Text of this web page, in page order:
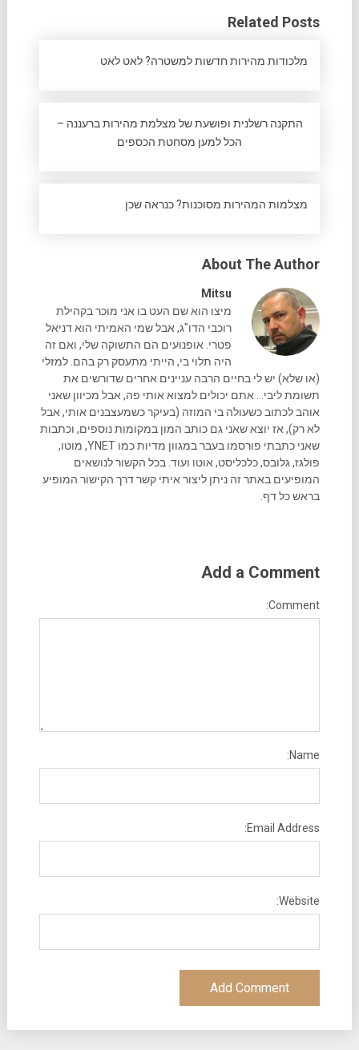
Related Posts
מלכודות מהירות חדשות למשטרה? לאט לאט
התקנה רשלנית ופושעת של מצלמת מהירות ברעננה –
הכל למען מסחטת הכספים
מצלמות המהירות מסוכנות? כנראה שכן
About The Author
Mitsu
מיצו הוא שם העט בו אני מוכר בקהילת
רוכבי הדו"ג, אבל שמי האמיתי הוא דניאל
פטרי. אופנועים הם התשוקה שלי, ואם זה
היה תלוי בי, הייתי מתעסק רק בהם. למזלי
(או שלא) יש לי בחיים הרבה עניינים אחרים שדורשים את
תשומת ליבי... אתם יכולים למצוא אותי פה, אבל מכיוון שאני
אוהב לכתוב כשעולה בי המוזה (בעיקר כשמעצבנים אותי, אבל
לא רק), אז יוצא שאני גם כותב המון במקומות נוספים, וכתבות
שאני כתבתי פורסמו בעבר במגוון מדיות כמו YNET, מוטו,
פולגז, גלובס, כלכליסט, אוטו ועוד. בכל הקשור לנושאים
המופיעים באתר זה ניתן ליצור איתי קשר דרך הקישור המופיע
בראש כל דף.
Add a Comment
Comment:
Name:
Email Address:
Website: